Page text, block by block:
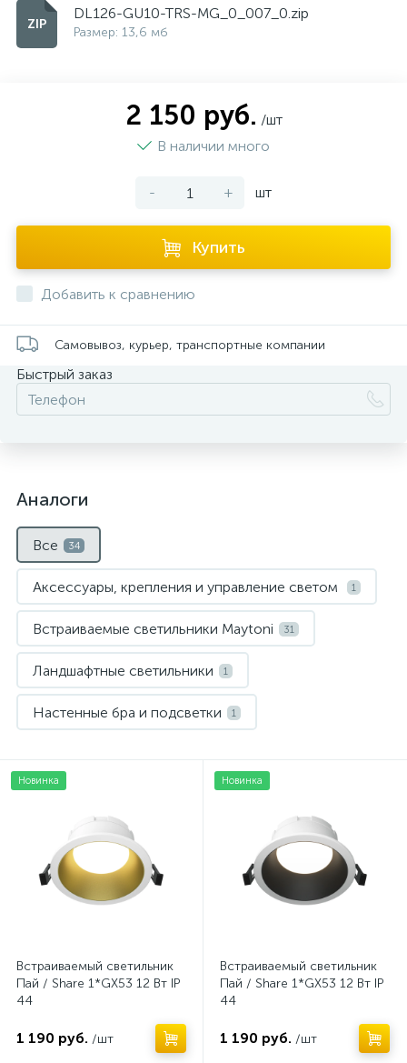
DL126-GU10-TRS-MG_0_007_0.zip
Размер: 13,6 мб
2 150 руб. /шт
В наличии много
- + шт
Купить
Добавить к сравнению
Самовывоз, курьер, транспортные компании
Быстрый заказ
Аналоги
Все 34
Аксессуары, крепления и управление светом 1
Встраиваемые светильники Maytoni 31
Ландшафтные светильники 1
Настенные бра и подсветки 1
Новинка
Встраиваемый светильник
Пай / Share 1*GX53 12 Вт IP
44
1 190 руб. /шт
Новинка
Встраиваемый светильник
Пай / Share 1*GX53 12 Вт IP
44
1 190 руб. /шт